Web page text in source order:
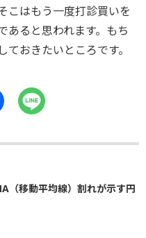
こはもう一度打診買いを
あると思われます。もち
おきたいところです。
（移動平均線）割れが示す円